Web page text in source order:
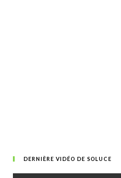
DERNIÈRE VIDÉO DE SOLUCE